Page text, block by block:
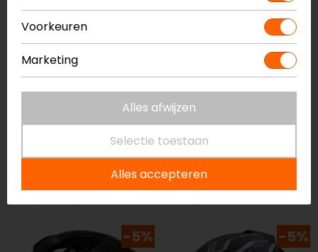
K6 Flash
Shark
Spartan RS Shaytan
Integraalhelm
-5% -5%
Voorkeuren
Marketing
Alles afwijzen
Selectie toestaan
Alles accepteren